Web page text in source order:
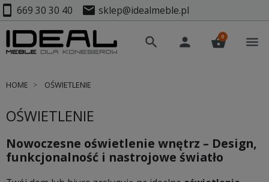
smartphone 669 30 30 40 mail sklep@idealmeble.pl
search person shopping_basket
0 menu
HOME OŚWIETLENIE
OŚWIETLENIE
Nowoczesne oświetlenie wnętrz – Design,
funkcjonalność i nastrojowe światło